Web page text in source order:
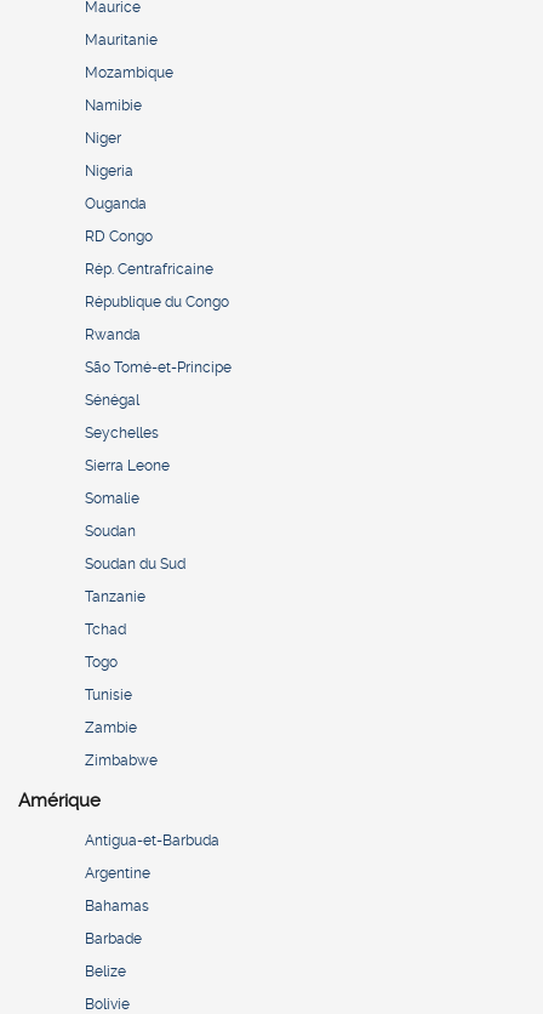
Maurice
Mauritanie
Mozambique
Namibie
Niger
Nigeria
Ouganda
RD Congo
Rép. Centrafricaine
République du Congo
Rwanda
São Tomé-et-Principe
Sénégal
Seychelles
Sierra Leone
Somalie
Soudan
Soudan du Sud
Tanzanie
Tchad
Togo
Tunisie
Zambie
Zimbabwe
Amérique
Antigua-et-Barbuda
Argentine
Bahamas
Barbade
Belize
Bolivie